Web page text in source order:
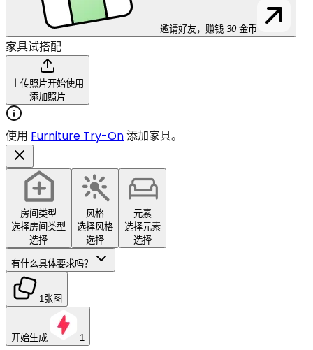
邀请好友，赚钱 30 金币
家具试搭配
上传照片开始使用
添加照片
使用 Furniture Try-On添加家具。
房间类型
选择房间类型
选择
风格
选择风格
选择
元素
选择元素
选择
有什么具体要求吗？
1张图
开始生成 1